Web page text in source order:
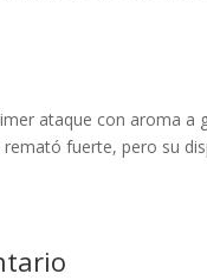
ataque con aroma a
remató fuerte, pero su